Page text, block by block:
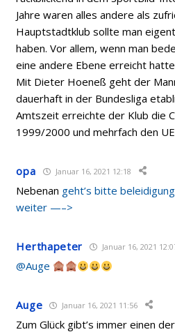
Jahre waren alles andere als
Hauptstadtklub sollte man
haben. Vor allem, wenn man
eine andere Ebene erreicht
Mit Dieter Hoeneß geht der
dauerhaft in der Bundesliga
Amtszeit erreichte der Klub die
1999/2000 und mehrfach den
opa Januar 16, 2021 12:18
Nebenan geht’s bitte
weiter —–>
Herthapeter Januar 16, 2021
@Auge
Auge Januar 16, 2021 11:56
Zum Glück gibt’s immer einen